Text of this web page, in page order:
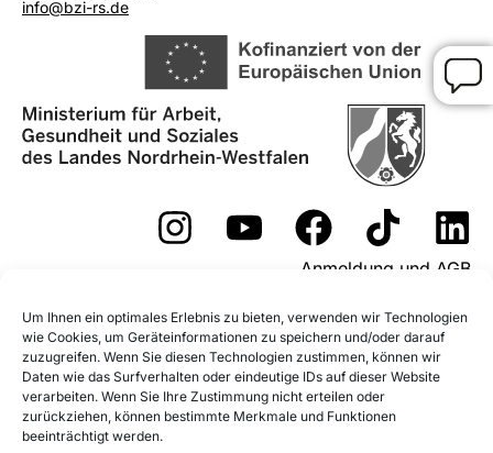
Um Ihnen ein optimales Erlebnis zu bieten, verwenden wir Technologien
wie Cookies, um Geräteinformationen zu speichern und/oder darauf
zuzugreifen. Wenn Sie diesen Technologien zustimmen, können wir
Daten wie das Surfverhalten oder eindeutige IDs auf dieser Website
verarbeiten. Wenn Sie Ihre Zustimmung nicht erteilen oder
zurückziehen, können bestimmte Merkmale und Funktionen
beeinträchtigt werden.
info@bzi-rs.de
Anmeldung und AGB
Widerrufsformular
Fördermöglichkeiten
Impressum
Datenschutz
Datenschutz Social Media